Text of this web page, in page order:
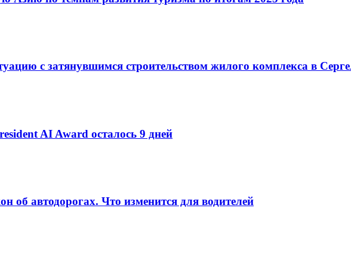
с затянувшимся строительством жилого комплекса в
AI Award осталось 9 дней
об автодорогах. Что изменится для водителей